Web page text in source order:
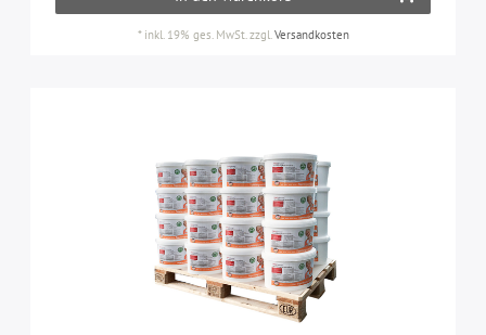
* inkl. 19% ges. MwSt.zzgl.Versandkosten